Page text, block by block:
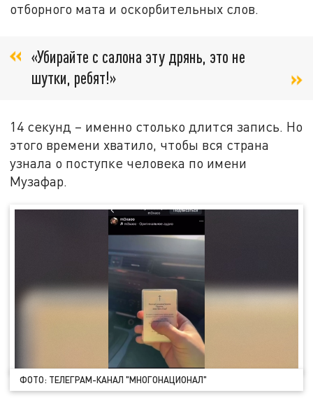
отборного мата и оскорбительных слов.
«Убирайте с салона эту дрянь, это не
шутки, ребят!»
14 секунд – именно столько длится запись. Но
этого времени хватило, чтобы вся страна
узнала о поступке человека по имени
Музафар.
ФОТО: ТЕЛЕГРАМ-КАНАЛ "МНОГОНАЦИОНАЛ"